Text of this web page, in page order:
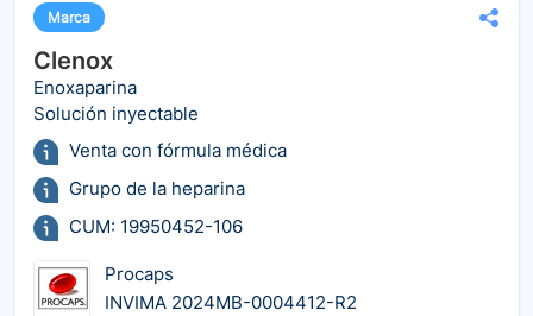
Marca
Clenox
Enoxaparina
Solución inyectable
Venta con fórmula médica
Grupo de la heparina
CUM: 19950452-106
Procaps
INVIMA 2024MB-0004412-R2